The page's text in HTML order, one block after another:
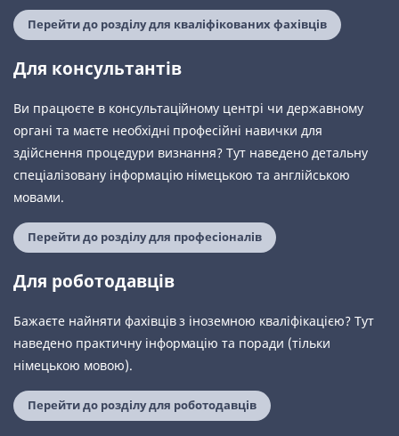
Перейти до розділу для кваліфікованих фахівців
Для консультантів
Ви працюєте в консультаційному центрі чи державному
органі та маєте необхідні професійні навички для
здійснення процедури визнання? Тут наведено детальну
спеціалізовану інформацію німецькою та англійською
мовами.
Перейти до розділу для професіоналів
Для роботодавців
Бажаєте найняти фахівців з іноземною кваліфікацією? Тут
наведено практичну інформацію та поради (тільки
німецькою мовою).
Перейти до розділу для роботодавців